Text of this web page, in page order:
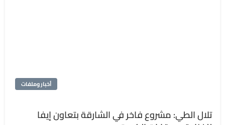
أخبار وملفات
تلال الطي: مشروع فاخر في الشارقة بتعاون إيفا